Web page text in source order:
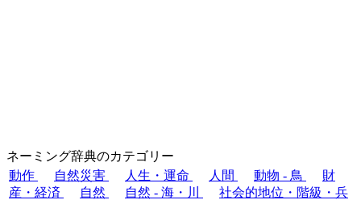
ネーミング辞典のカテゴリー
動作
自然災害 人生・運命 人間 動物 - 鳥
財
産・経済
自然 自然 - 海・川
社会的地位・階級・兵